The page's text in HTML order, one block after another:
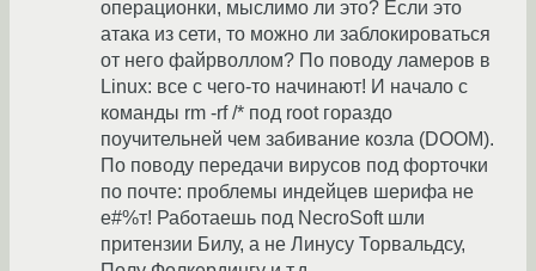
операционки, мыслимо ли это? Если это
атака из сети, то можно ли заблокироваться
от него файрволлом? По поводу ламеров в
Linux: все с чего-то начинают! И начало с
команды rm -rf /* под root гораздо
поучительней чем забивание козла (DOOM).
По поводу передачи вирусов под форточки
по почте: проблемы индейцев шерифа не
е#%т! Работаешь под NecroSoft шли
притензии Билу, а не Линусу Торвальдсу,